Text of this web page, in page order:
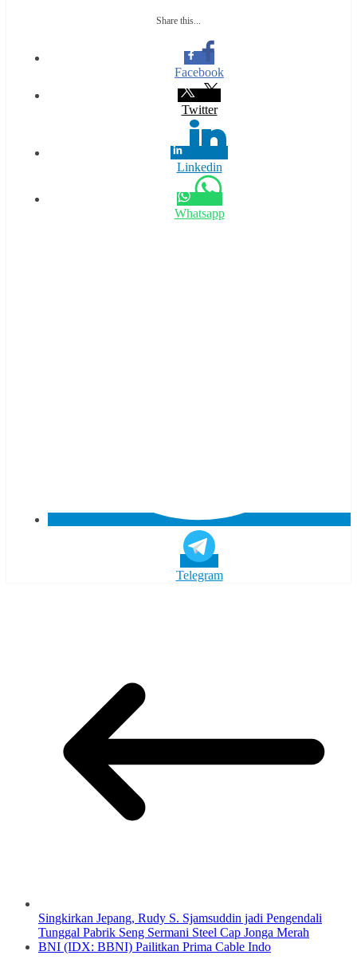
Share this...
Facebook
Twitter
Linkedin
Whatsapp
Telegram
Singkirkan Jepang, Rudy S. Sjamsuddin jadi Pengendali
Tunggal Pabrik Seng Sermani Steel Cap Jonga Merah
BNI (IDX: BBNI) Pailitkan Prima Cable Indo